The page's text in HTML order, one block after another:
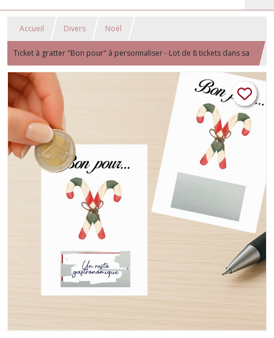
Accueil Divers Noël
Ticket à gratter "Bon pour" à personnaliser - Lot de 8 tickets dans sa
boite Kraft - Motif Sucre d'orge